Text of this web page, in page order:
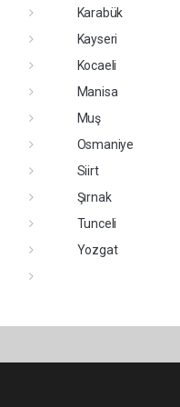
Karabük
Kayseri
Kocaeli
Manisa
Muş
Osmaniye
Siirt
Şırnak
Tunceli
Yozgat